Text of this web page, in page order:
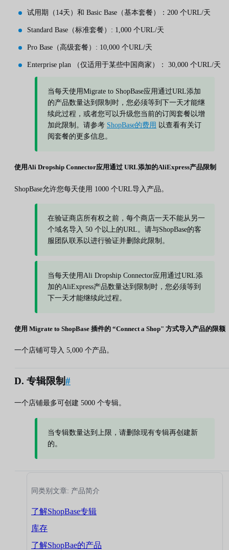
试用期（14天）和 Basic Base（基本套餐）：200 个URL/天
Standard Base（标准套餐）: 1,000 个URL/天
Pro Base（高级套餐）: 10,000 个URL/天
Enterprise plan （仅适用于某些中国商家）： 30,000 个URL/天
当每天使用Migrate to ShopBase应用通过URL添加
的产品数量达到限制时，您必须等到下一天才能继
续此过程，或者您可以升级您当前的订阅套餐以增
加此限制。请参考 ShopBase的费用 以查看有关订
阅套餐的更多信息。
使用Ali Dropship Connector应用通过 URL添加的AliExpress产品限制
ShopBase允许您每天使用 1000 个URL导入产品。
在验证商店所有权之前，每个商店一天不能从另一
个域名导入 50 个以上的URL。请与ShopBase的客
服团队联系以进行验证并删除此限制。
当每天使用Ali Dropship Connector应用通过URL添
加的AliExpress产品数量达到限制时，您必须等到
下一天才能继续此过程。
使用 Migrate to ShopBase 插件的 “Connect a Shop" 方式导入产品的限额
一个店铺可导入 5,000 个产品。
D. 专辑限制#
一个店铺最多可创建 5000 个专辑。
当专辑数量达到上限，请删除现有专辑再创建新
的。
同类别文章: 产品简介
了解ShopBase专辑
库存
了解ShopBae的产品